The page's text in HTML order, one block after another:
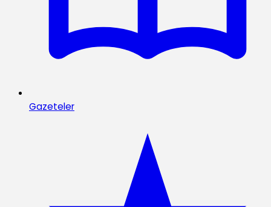
Gazeteler